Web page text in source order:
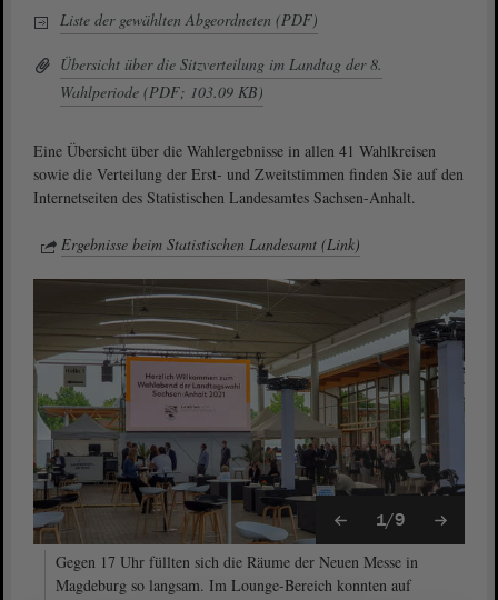
Liste der gewählten Abgeordneten (PDF)
Übersicht über die Sitzverteilung im Landtag der 8.
Wahlperiode (PDF; 103.09 KB)
Eine Übersicht über die Wahlergebnisse in allen 41 Wahlkreisen
sowie die Verteilung der Erst- und Zweitstimmen finden Sie auf den
Internetseiten des Statistischen Landesamtes Sachsen-Anhalt.
Ergebnisse beim Statistischen Landesamt (Link)
1/9
Gegen 17 Uhr füllten sich die Räume der Neuen Messe in
Magdeburg so langsam. Im Lounge-Bereich konnten auf